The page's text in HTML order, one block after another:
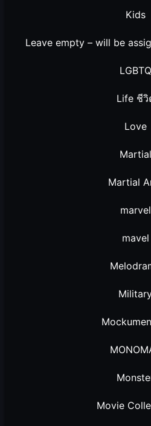
Kids
Leave empty – will be
LGBTQ
Life ชีวิ
Love
Martial
Martial
marvel
mavel
Movie